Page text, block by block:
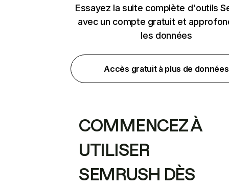
Essayez la suite complète d'outils
avec un compte gratuit et
les données
Accès gratuit à plus de données
COMMENCEZ À
UTILISER
SEMRUSH DÈS